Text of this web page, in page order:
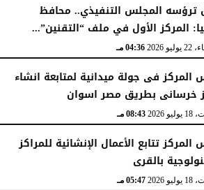
ترؤسه المجلس التنفيذي.. محافظ
المركز الأول في ملف “التقنين”...
2026 04:36 مـ
المركز فى جولة ميدانية لمتابعة انشاء
خرسانى بطريق مصر اسوان
2026 08:43 مـ
المركز تتابع الأعمال الإنشائية للمراكز
بالقرى
2026 05:47 مـ